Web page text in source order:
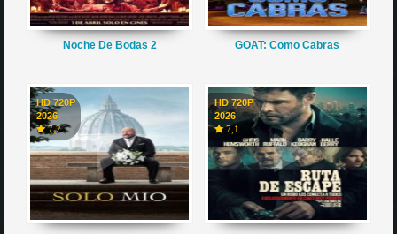
Noche De Bodas 2 GOAT: Como Cabras
HD 720P
2026
7,2
HD 720P
2026
7,1